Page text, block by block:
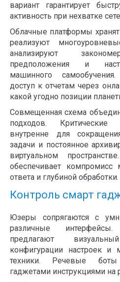
вариант гарантирует
активность при нехватке
Облачные платформы
реализуют
анализируют
предположения и
машинного
доступ к отчетам через
какой угодно позиции
Совмещенная схема
подходов. Критические
внутренне для
задачи и постоянное
виртуальном
обеспечивает компромисс
ответа и глубиной обработки.
Контроль смарт
Юзеры сопрягаются с
различные
предлагают
конфигурации настроек и
техники. Речевые
гаджетами инструкциями на